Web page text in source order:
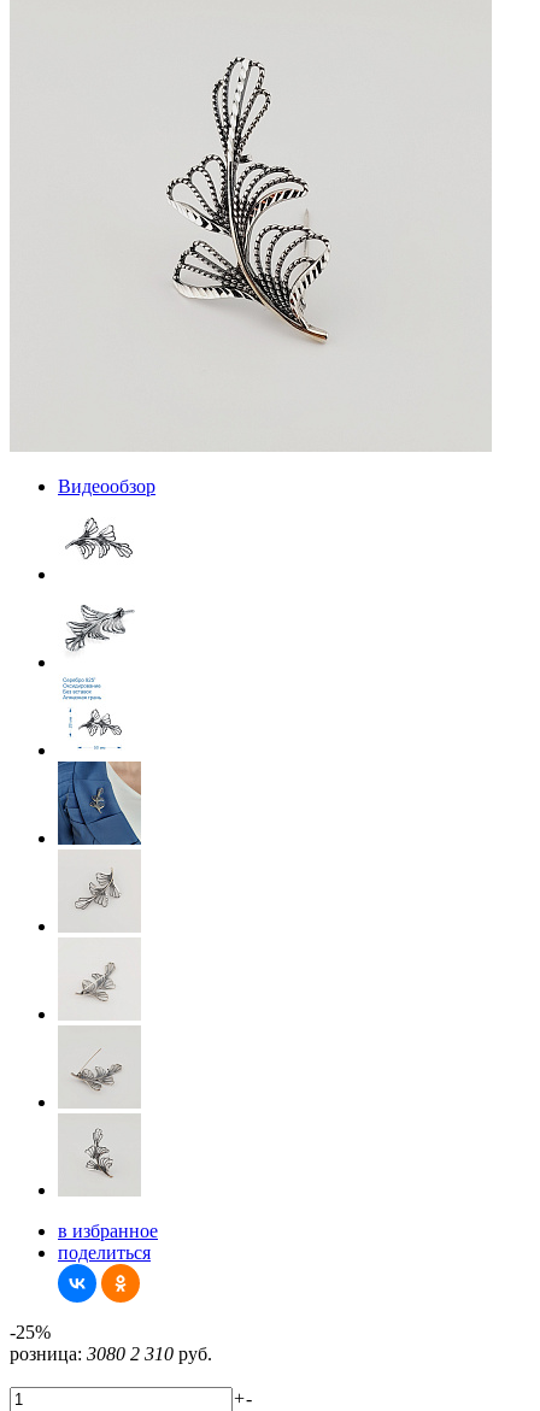
Видеообзор
в избранное
поделиться
-25%
розница: 3080 2 310 руб.
+-